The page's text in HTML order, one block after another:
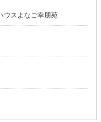
ウスよなご幸朋苑